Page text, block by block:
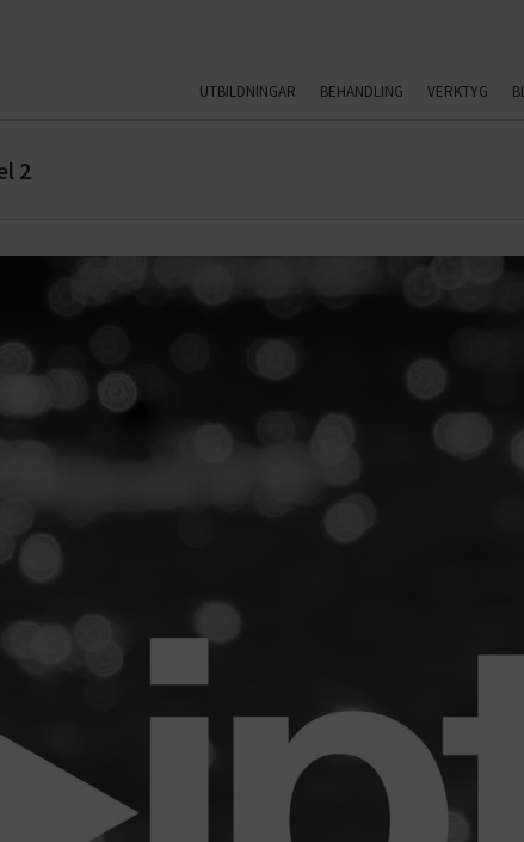
UTBILDNINGAR BEHANDLING VERKTYG
2